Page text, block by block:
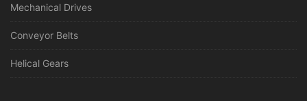
Mechanical Drives
Conveyor Belts
Helical Gears